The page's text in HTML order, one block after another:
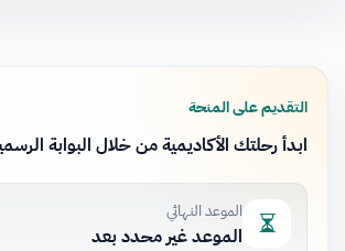
التقديم على المنحة
ابدأ رحلتك الأكاديمية من خلال البوابة
الموعد النهائي
الموعد غير محدد بعد